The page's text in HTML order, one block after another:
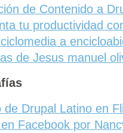
de Contenido a
tu productividad
a
de Jesus manuel
de Drupal Latino en
Facebook por